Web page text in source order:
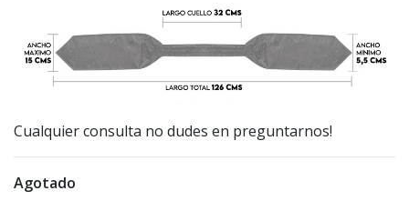
Cualquier consulta no dudes en preguntarnos!
Agotado